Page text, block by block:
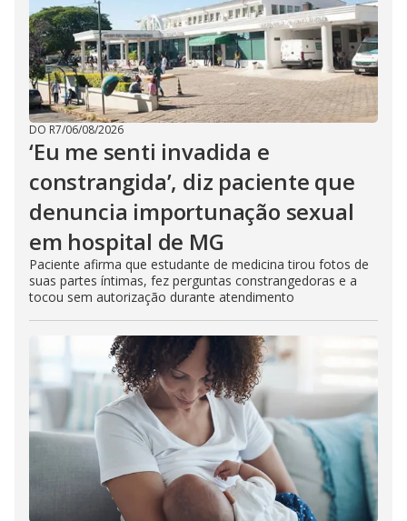
DO R7/06/08/2026
‘Eu me senti invadida e
constrangida’, diz paciente que
denuncia importunação sexual
em hospital de MG
Paciente afirma que estudante de medicina tirou fotos de
suas partes íntimas, fez perguntas constrangedoras e a
tocou sem autorização durante atendimento